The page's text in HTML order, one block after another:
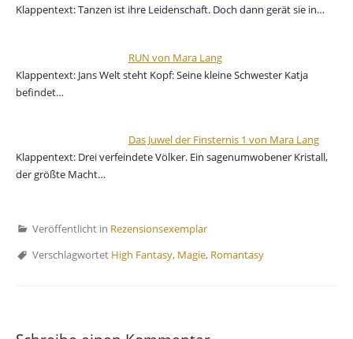
Klappentext: Tanzen ist ihre Leidenschaft. Doch dann gerät sie in…
RUN von Mara Lang
Klappentext: Jans Welt steht Kopf: Seine kleine Schwester Katja
befindet…
Das Juwel der Finsternis 1 von Mara Lang
Klappentext: Drei verfeindete Völker. Ein sagenumwobener Kristall,
der größte Macht…
Veröffentlicht in Rezensionsexemplar
Verschlagwortet High Fantasy, Magie, Romantasy